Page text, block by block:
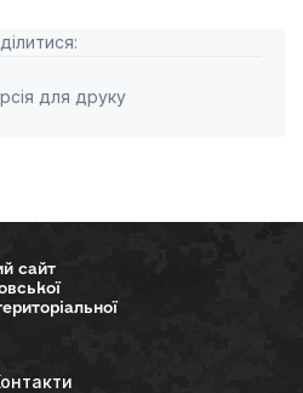
для друку
сайт